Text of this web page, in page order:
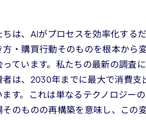
ちは、AIがプロセスを効率化する
方・購買行動そのものを根本から
っています。私たちの最新の調査
者は、2030年までに最大で消費支
ます。これは単なるテクノロジー
そのものの再構築を意味し、この